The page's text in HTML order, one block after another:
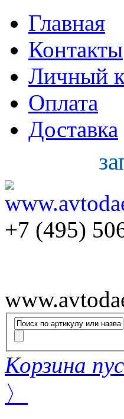
Главная
Контакты
Личный
Оплата
Доставка
+7 (495)
Корзина
〉